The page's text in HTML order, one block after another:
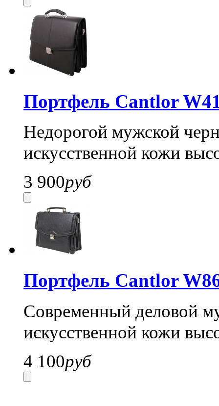
Портфель Cantlor
Недорогой мужской
искусственной кожи
3 900руб
Портфель Cantlor
Современный деловой
искусственной кожи
4 100руб